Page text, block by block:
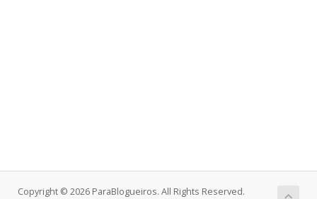
Copyright © 2026 ParaBlogueiros. All Rights Reserved.